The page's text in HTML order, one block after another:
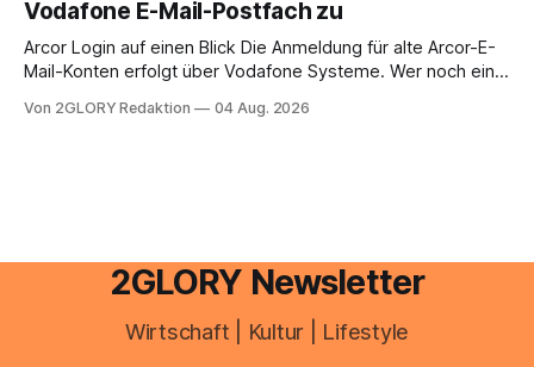
erfahren Sie alles, was Sie für einen reibungslosen Einstieg
brauchen, von der Registrierung
Vodafone E-Mail-Postfach zu
Arcor Login auf einen Blick Die Anmeldung für alte Arcor-E-
Mail-Konten erfolgt über Vodafone Systeme. Wer noch eine
besitzt, loggt sich heute über das Vodafone E-Mail & Cloud
Von 2GLORY Redaktion 04 Aug. 2026
2GLORY Newsletter
Wirtschaft | Kultur | Lifestyle